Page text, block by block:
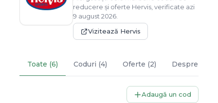
reducere și oferte Hervis , verificate azi
9 august 2026
Vizitează Hervis
Toate (6) Coduri (4) Oferte (2) Despre
Adaugă un cod